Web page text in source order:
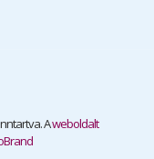
Aweboldalt